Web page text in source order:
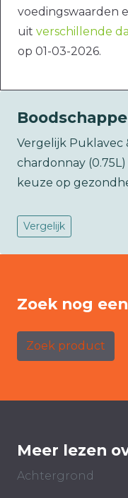
voedingswaarden
uit verschillende
op 01-03-2026.
Vergelijk Puklavec
chardonnay
keuze op
Vergelijk
Zoek nog
Zoek product
Meer lezen
Achtergrond